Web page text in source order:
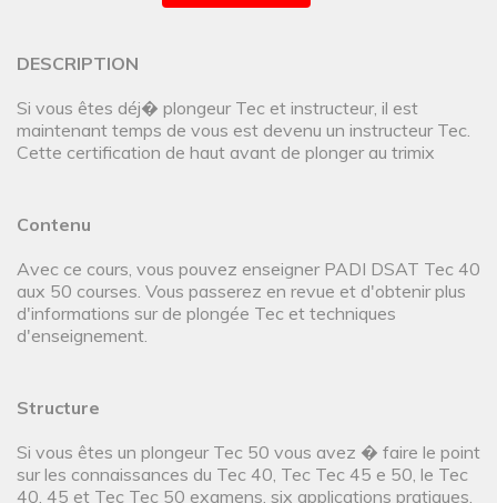
DESCRIPTION
Si vous êtes déj� plongeur Tec et instructeur, il est
maintenant temps de vous est devenu un instructeur Tec.
Cette certification de haut avant de plonger au trimix
Contenu
Avec ce cours, vous pouvez enseigner PADI DSAT Tec 40
aux 50 courses. Vous passerez en revue et d'obtenir plus
d'informations sur de plongée Tec et techniques
d'enseignement.
Structure
Si vous êtes un plongeur Tec 50 vous avez � faire le point
sur les connaissances du Tec 40, Tec Tec 45 e 50, le Tec
40, 45 et Tec Tec 50 examens, six applications pratiques,